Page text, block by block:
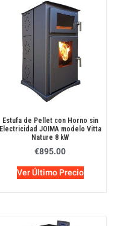
Estufa de Pellet con Horno sin
Electricidad JOIMA modelo Vitta
Nature 8 kW
€895.00
Ver Último Precio